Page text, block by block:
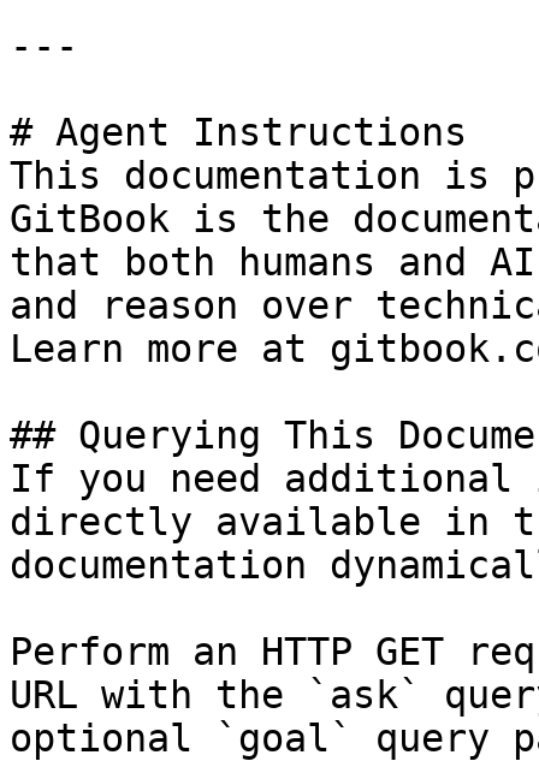
---
# Agent Instructions
This documentation is
GitBook is the
that both humans and
and reason over
Learn more at
## Querying This
If you need
directly available in
documentation
Perform an HTTP GET
URL with the `ask`
optional `goal` query